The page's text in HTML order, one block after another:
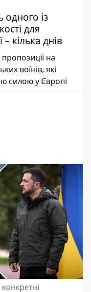
одного із
для
– кілька днів
на
воїнів, які
силою у Європі